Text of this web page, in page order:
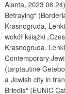
Alanta, 2023 06
Betraying“
Krasnogruda,
wokół książki
Krasnogruda,
Contemporary
(tarptautinė
a Jewish city in
Briedis“ (EUNIC